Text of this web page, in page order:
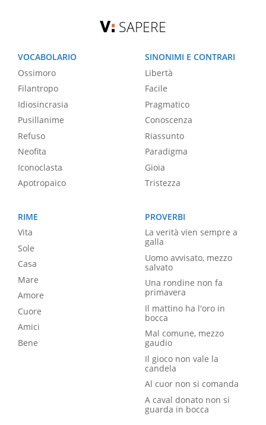
SAPERE
VOCABOLARIO
Ossimoro
Filantropo
Idiosincrasia
Pusillanime
Refuso
Neofita
Iconoclasta
Apotropaico
SINONIMI E CONTRARI
Libertà
Facile
Pragmatico
Conoscenza
Riassunto
Paradigma
Gioia
Tristezza
RIME
Vita
Sole
Casa
Mare
Amore
Cuore
Amici
Bene
PROVERBI
La verità vien sempre a
galla
Uomo avvisato, mezzo
salvato
Una rondine non fa
primavera
Il mattino ha l'oro in
bocca
Mal comune, mezzo
gaudio
Il gioco non vale la
candela
Al cuor non si comanda
A caval donato non si
guarda in bocca